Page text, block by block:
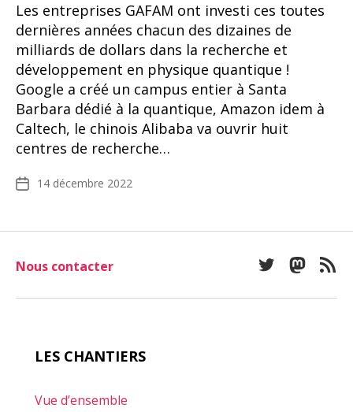
Les entreprises GAFAM ont investi ces toutes
dernières années chacun des dizaines de
milliards de dollars dans la recherche et
développement en physique quantique !
Google a créé un campus entier à Santa
Barbara dédié à la quantique, Amazon idem à
Caltech, le chinois Alibaba va ouvrir huit
centres de recherche…
Date14 décembre 2022
Nous contacter Twitter
LES CHANTIERS
Vue d’ensemble